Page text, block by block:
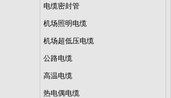
电缆密封管
机场照明电缆
机场超低压电缆
公路电缆
高温电缆
热电偶电缆